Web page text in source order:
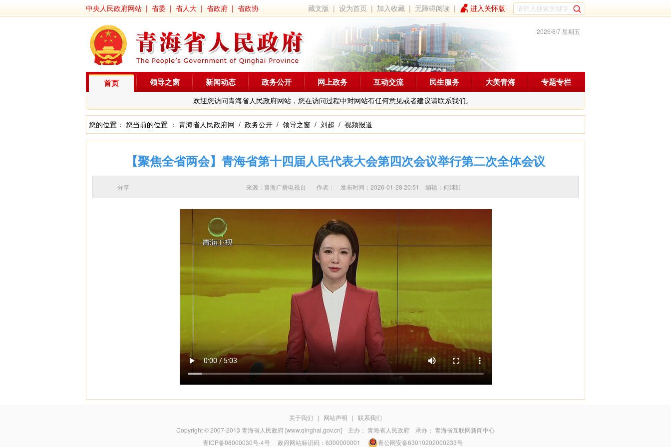
中央人民政府网站 | 省委 | 省人大 | 省政府 | 省政协 藏文版 |设为首页 | 加入收藏 |无障碍阅读 | 进入关怀版
2026/8/7 星期五
首页
欢迎您访问青海省人民政府网站，您在访问过程中对网站有任何意见或者建议请联系我们。
领导之窗 新闻动态 政务公开 网上政务 互动交流 民生服务 大美青海 专题专栏
您的位置： 您当前的位置 ： 青海省人民政府网 / 政务公开 / 领导之窗 / 刘超 / 视频报道
【聚焦全省两会】青海省第十四届人民代表大会第四次会议举行第二次全体会议
来源：青海广播电视台 作者： 发布时间：2026-01-28 20:51 编辑：何继红
分享
关于我们 | 网站声明 | 联系我们
Copyright © 2007-2013 青海省人民政府 [www.qinghai.gov.cn] 主办： 青海省人民政府 承办： 青海省互联网新闻中心
青ICP备08000030号-4号政府网站标识码：6300000001 青公网安备63010202000233号